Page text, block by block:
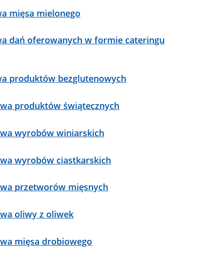
mięsa mielonego
dań oferowanych w formie cateringu
produktów bezglutenowych
produktów świątecznych
wyrobów winiarskich
wyrobów ciastkarskich
przetworów mięsnych
oliwy z oliwek
mięsa drobiowego